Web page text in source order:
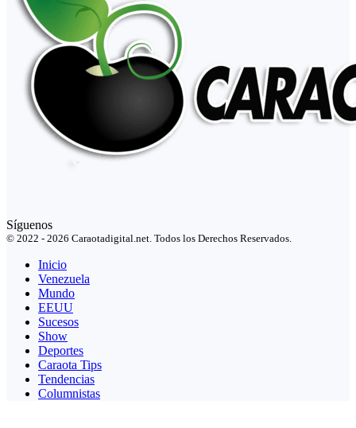
Síguenos
© 2022 - 2026 Caraotadigital.net. Todos los Derechos Reservados.
Inicio
Venezuela
Mundo
EEUU
Sucesos
Show
Deportes
Caraota Tips
Tendencias
Columnistas